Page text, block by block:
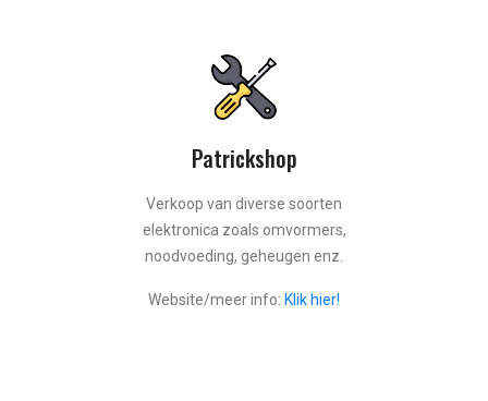
Patrickshop
Verkoop van diverse soorten
elektronica zoals omvormers,
noodvoeding, geheugen enz.
Website/meer info: Klik hier!